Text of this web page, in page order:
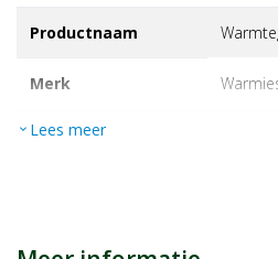
Productnaam
Merk
EAN
expand_more Lees meer